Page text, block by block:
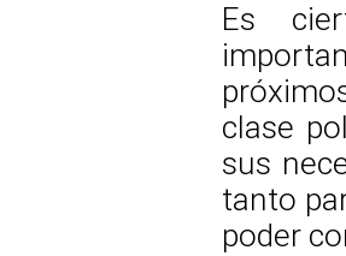
Es
clase
sus
tanto
poder